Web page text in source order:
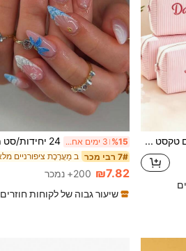
נרתיק טיפוח למסעות עם טקסט מותאם אישית ופסים - מארגן קוסמטיקה עם רוכסן מותאם אישית, קופסת אחסון ניידת לבית ספר, מעונות, בית - מתנה לאמא ולאישה, חומר וופל, חג המולד, יום האהבה, מחזיק מברשות איפור, אסתטי, מתנת יום הולדת %15 3 ימים אחרונים
7# רבי מכר
₪7.82 200+ נמכר
שיעור גבוה של לקוחות חוזרים